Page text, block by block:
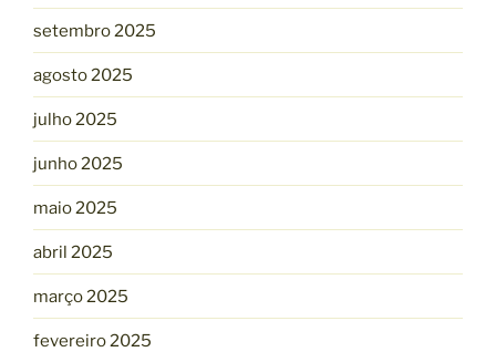
setembro 2025
agosto 2025
julho 2025
junho 2025
maio 2025
abril 2025
março 2025
fevereiro 2025